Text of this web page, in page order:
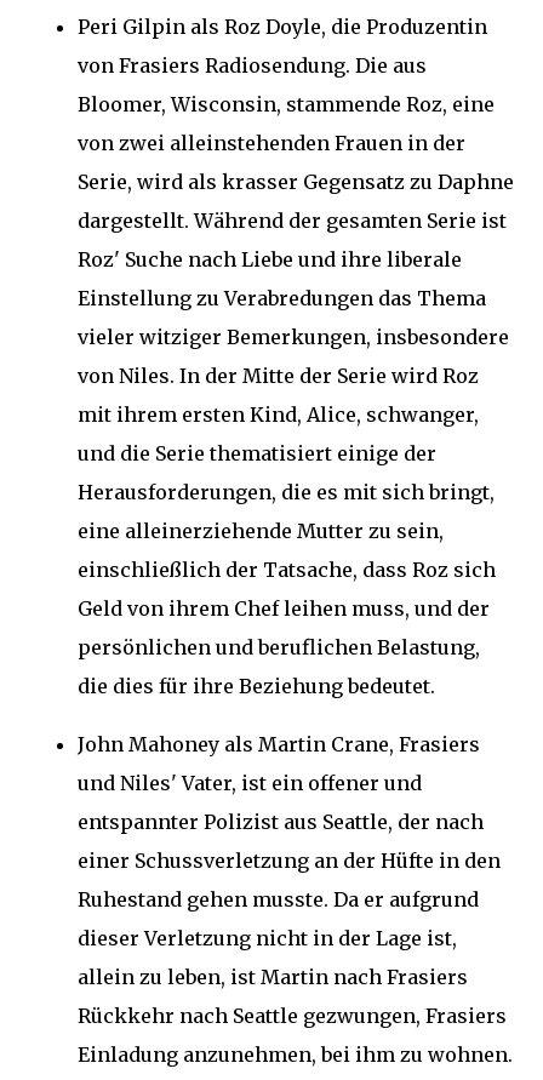
Peri Gilpin als Roz Doyle, die Produzentin
von Frasiers Radiosendung. Die aus
Bloomer, Wisconsin, stammende Roz, eine
von zwei alleinstehenden Frauen in der
Serie, wird als krasser Gegensatz zu Daphne
dargestellt. Während der gesamten Serie ist
Roz' Suche nach Liebe und ihre liberale
Einstellung zu Verabredungen das Thema
vieler witziger Bemerkungen, insbesondere
von Niles. In der Mitte der Serie wird Roz
mit ihrem ersten Kind, Alice, schwanger,
und die Serie thematisiert einige der
Herausforderungen, die es mit sich bringt,
eine alleinerziehende Mutter zu sein,
einschließlich der Tatsache, dass Roz sich
Geld von ihrem Chef leihen muss, und der
persönlichen und beruflichen Belastung,
die dies für ihre Beziehung bedeutet.
John Mahoney als Martin Crane, Frasiers
und Niles' Vater, ist ein offener und
entspannter Polizist aus Seattle, der nach
einer Schussverletzung an der Hüfte in den
Ruhestand gehen musste. Da er aufgrund
dieser Verletzung nicht in der Lage ist,
allein zu leben, ist Martin nach Frasiers
Rückkehr nach Seattle gezwungen, Frasiers
Einladung anzunehmen, bei ihm zu wohnen.